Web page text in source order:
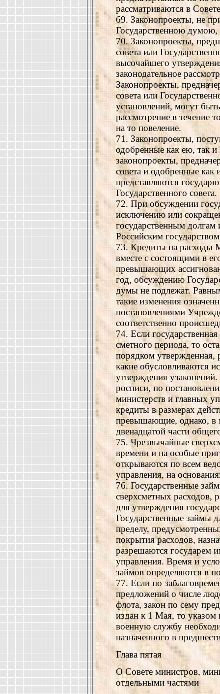
рассматриваются в
69. Законопроекты, не
Государственною
70. Законопроекты,
совета или
высочайшего
законодательное
Законопроекты,
совета или
установлений, могут
рассмотрение в течение
на то повеление.
71. Законопроекты,
одобренные как ею, так и
законопроекты,
совета и одобренные
представляются
Государственного совета.
72. При обсуждении
исключению или
государственным
Российским
73. Кредиты на расходы
вместе с состоящими в
превышающих
год, обсуждению
думы не подлежат.
такие изменения
постановлениями
соответственно
74. Если
сметного периода, то
порядком утвержденная,
какие обусловливаются
утверждения
росписи, по
министерств и главных
кредиты в размерах
превышающие, однако, в
двенадцатой части
75. Чрезвычайные
времени и на особые
открываются по всем
управления, на
76. Государственные
сверхсметных расходов,
для утверждения
Государственные займы
пределу,
покрытия расходов,
разрешаются государем
управления. Время и
займов определяются в
77. Если по
предложений о числе
флота, закон по сему
издан к 1 Мая, то указом
военную службу
назначенного в
Глава пятая
О Совете министров,
отдельными частями